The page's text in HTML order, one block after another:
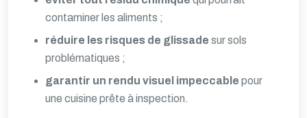
contaminer les aliments ;
réduire les risques de glissade sur sols
problématiques ;
garantir un rendu visuel impeccable pour
une cuisine prête à inspection.